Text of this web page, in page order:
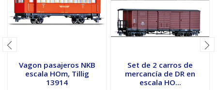
Vagon pasajeros NKB
escala HOm, Tillig
13914
Set de 2 carros de
mercancía de DR en
escala HO...